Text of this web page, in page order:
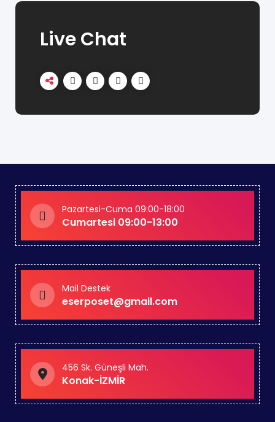
Live Chat
Pazartesi-Cuma 09:00-18:00
Cumartesi 09:00-13:00
Mail Destek
eserposet@gmail.com
456 Sk. Güneşli Mah.
Konak-İZMİR